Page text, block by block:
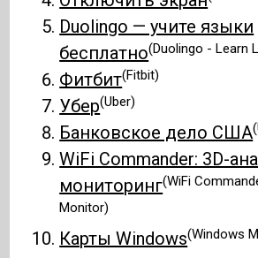
Duolingo — учите языки
бесплатно(Duolingo - Learn
Фитбит(Fitbit)
Убер(Uber)
Банковское дело США
WiFi Commander: 3D-
мониторинг(WiFi
Monitor)
Карты Windows(Windows